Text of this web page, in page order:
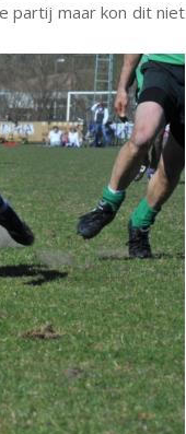
partij maar kon dit niet